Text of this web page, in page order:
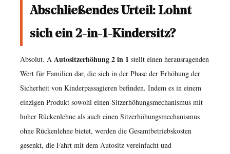
Abschließendes Urteil: Lohnt
sich ein 2-in-1-Kindersitz?
Absolut. A Autositzerhöhung 2 in 1 stellt einen herausragenden
Wert für Familien dar, die sich in der Phase der Erhöhung der
Sicherheit von Kinderpassagieren befinden. Indem es in einem
einzigen Produkt sowohl einen Sitzerhöhungsmechanismus mit
hoher Rückenlehne als auch einen Sitzerhöhungsmechanismus
ohne Rückenlehne bietet, werden die Gesamtbetriebskosten
gesenkt, die Fahrt mit dem Autositz vereinfacht und